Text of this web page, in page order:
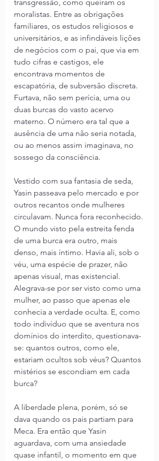
transgressão, como queiram os
moralistas. Entre as obrigações
familiares, os estudos religiosos e
universitários, e as infindáveis lições
de negócios com o pai, que via em
tudo cifras e castigos, ele
encontrava momentos de
escapatória, de subversão discreta.
Furtava, não sem perícia, uma ou
duas burcas do vasto acervo
materno. O número era tal que a
ausência de uma não seria notada,
ou ao menos assim imaginava, no
sossego da consciência.
Vestido com sua fantasia de seda,
Yasin passeava pelo mercado e por
outros recantos onde mulheres
circulavam. Nunca fora reconhecido.
O mundo visto pela estreita fenda
de uma burca era outro, mais
denso, mais íntimo. Havia ali, sob o
véu, uma espécie de prazer, não
apenas visual, mas existencial.
Alegrava-se por ser visto como uma
mulher, ao passo que apenas ele
conhecia a verdade oculta. E, como
todo indivíduo que se aventura nos
domínios do interdito, questionava-
se: quantos outros, como ele,
estariam ocultos sob véus? Quantos
mistérios se escondiam em cada
burca?
A liberdade plena, porém, só se
dava quando os pais partiam para
Meca. Era então que Yasin
aguardava, com uma ansiedade
quase infantil, o momento em que